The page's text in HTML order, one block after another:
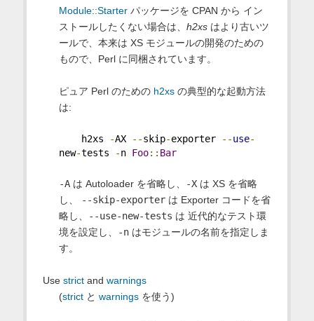
Module::Starterパッケージを CPAN から イン
ストールしたくない場合は、 h2xsはより古いツ
ールで、本来は XS モジュールの開発のための
もので、Perl に同梱されています。
ピュア Perl のための h2xsの典型的な起動方法
は:
h2xs -AX --skip-exporter --use-
new-tests -n Foo:: Bar
-Aは Autoloader を省略し、 -Xは XS を省略
し、
--skip-exporterは Exporter コードを省
略し、
--use-new-tests は 近代的なテスト環
境を設定し、
-nはモジュールの名前を指定しま
す。
Use strictand warnings
(strictと warningsを使う)